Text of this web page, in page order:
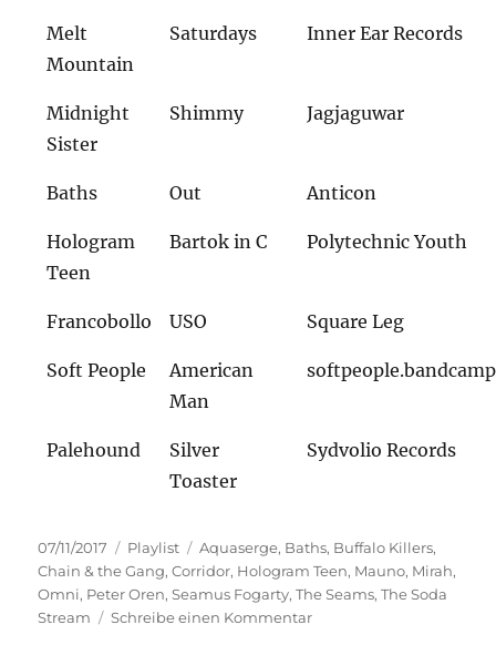
Melt
Mountain
Saturdays Inner Ear Records
Midnight
Sister
Shimmy Jagjaguwar
Baths Out Anticon
Hologram
Teen
Bartok in C Polytechnic Youth
Francobollo USO Square Leg
Soft People
American
Man
Palehound
Silver
Toaster
Sydvolio Records
Veröffentlicht
am
07/11/2017 Kategorien
Playlist Schlagwörter
Aquaserge, Baths, Buffalo Killers,
Chain & the Gang,Corridor, Hologram Teen, Mauno, Mirah,
Omni, Peter Oren,Seamus Fogarty,The Seams,The Soda
Stream
Schreibe einen Kommentarzu